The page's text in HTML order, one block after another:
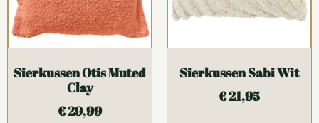
Sierkussen Otis Muted
Clay
€29,99
Sierkussen Sabi Wit
€21,95